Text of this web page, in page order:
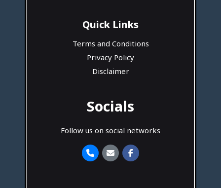
Quick Links
Terms and Conditions
Privacy Policy
Disclaimer
Socials
Follow us on social networks